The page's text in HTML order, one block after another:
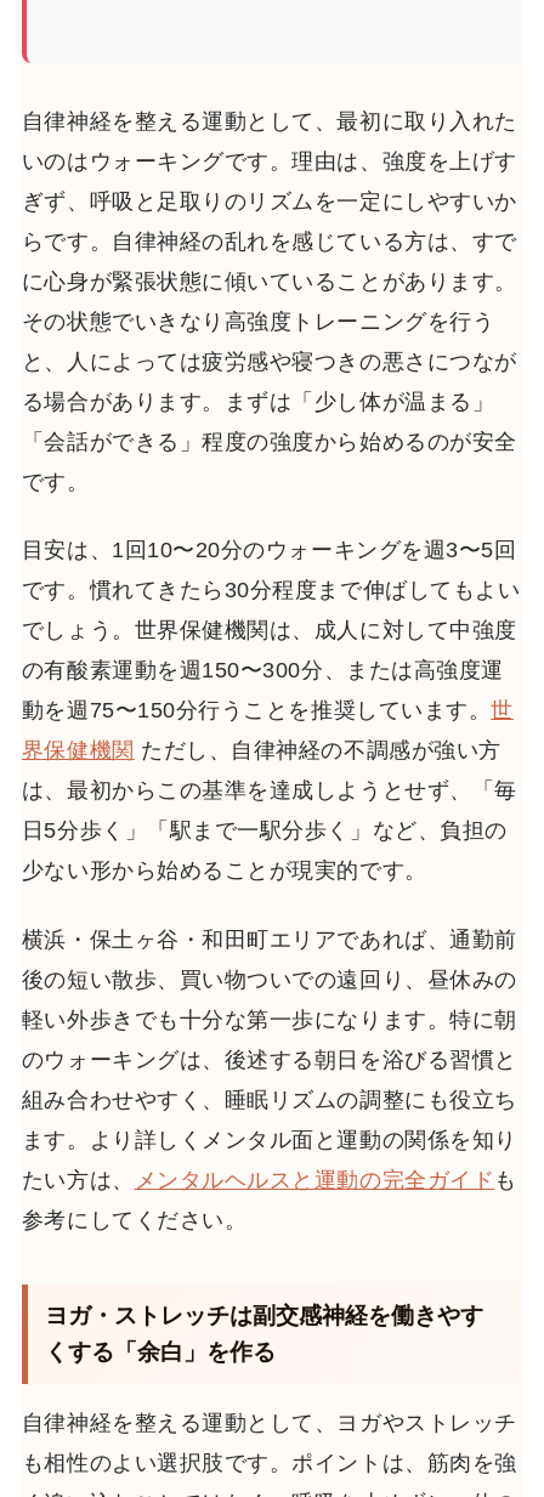
自律神経を整える運動として、最初に取り入れた
いのはウォーキングです。理由は、強度を上げす
ぎず、呼吸と足取りのリズムを一定にしやすいか
らです。自律神経の乱れを感じている方は、すで
に心身が緊張状態に傾いていることがあります。
その状態でいきなり高強度トレーニングを行う
と、人によっては疲労感や寝つきの悪さにつなが
る場合があります。まずは「少し体が温まる」
「会話ができる」程度の強度から始めるのが安全
です。
目安は、1回10〜20分のウォーキングを週3〜5回
です。慣れてきたら30分程度まで伸ばしてもよい
でしょう。世界保健機関は、成人に対して中強度
の有酸素運動を週150〜300分、または高強度運
動を週75〜150分行うことを推奨しています。世
界保健機関 ただし、自律神経の不調感が強い方
は、最初からこの基準を達成しようとせず、「毎
日5分歩く」「駅まで一駅分歩く」など、負担の
少ない形から始めることが現実的です。
横浜・保土ヶ谷・和田町エリアであれば、通勤前
後の短い散歩、買い物ついでの遠回り、昼休みの
軽い外歩きでも十分な第一歩になります。特に朝
のウォーキングは、後述する朝日を浴びる習慣と
組み合わせやすく、睡眠リズムの調整にも役立ち
ます。より詳しくメンタル面と運動の関係を知り
たい方は、
メンタルヘルスと運動の完全ガイド も
参考にしてください。
ヨガ・ストレッチは副交感神経を働きやす
くする「余白」を作る
自律神経を整える運動として、ヨガやストレッチ
も相性のよい選択肢です。ポイントは、筋肉を強